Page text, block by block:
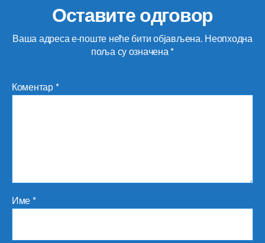
Оставите одговор
Ваша адреса е-поште неће бити објављена. Неопходна
поља су означена*
Коментар*
Име*